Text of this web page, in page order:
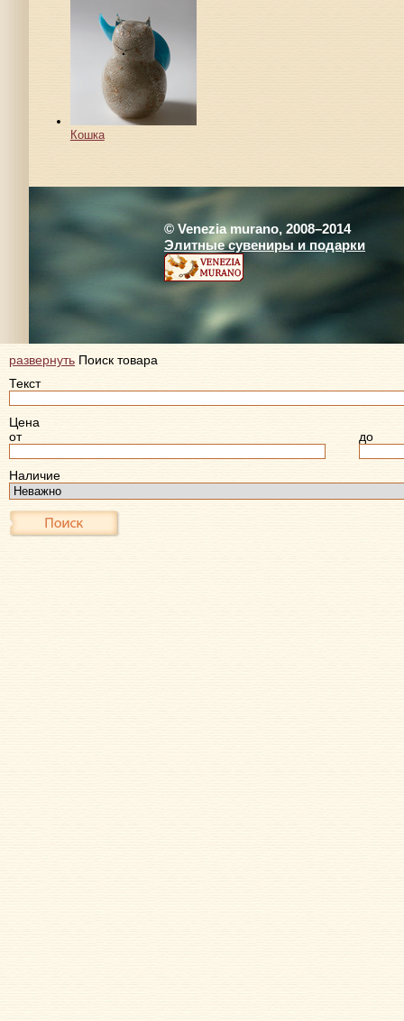
Кошка
© Venezia murano, 2008–2014
Элитные сувениры и подарки
развернуть Поиск товара
Текст
Цена
от
до
Наличие